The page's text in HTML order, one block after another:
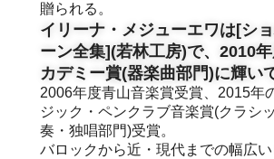
贈られる。
イリーナ・メジューエワは[シ
ーン全集](若林工房)で、2010
カデミー賞(器楽曲部門)に輝い
2006年度青山音楽賞受賞、2015年
ジック・ペンクラブ音楽賞(クラシ
奏・独唱部門)受賞。
バロックから近・現代までの幅広